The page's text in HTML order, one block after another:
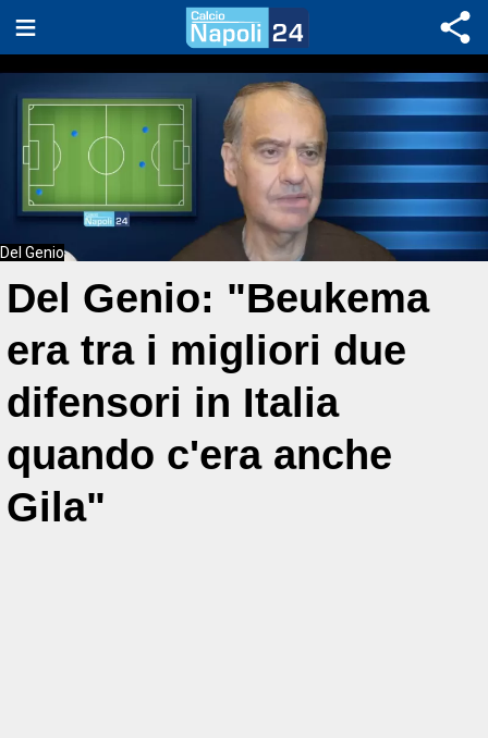
Del Genio
Del Genio: "Beukema
era tra i migliori due
difensori in Italia
quando c'era anche
Gila"